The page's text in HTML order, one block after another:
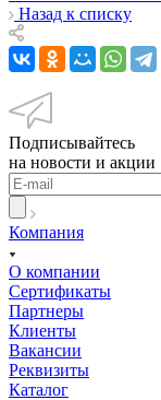
Назад к списку
Подписывайтесь
на новости и акции
Компания
О компании
Сертификаты
Партнеры
Клиенты
Вакансии
Реквизиты
Каталог